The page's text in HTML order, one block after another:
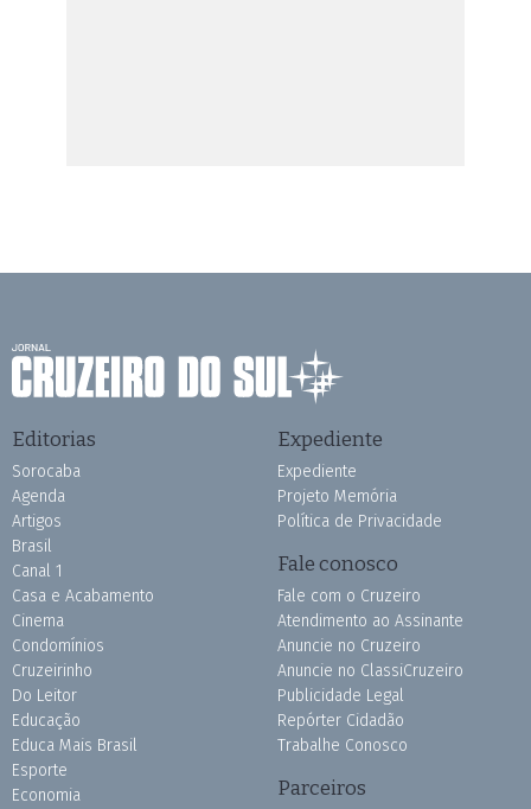
Editorias
Sorocaba
Agenda
Artigos
Brasil
Canal 1
Casa e Acabamento
Cinema
Condomínios
Cruzeirinho
Do Leitor
Educação
Educa Mais Brasil
Esporte
Economia
Expediente
Expediente
Projeto Memória
Política de Privacidade
Fale conosco
Fale com o Cruzeiro
Atendimento ao Assinante
Anuncie no Cruzeiro
Anuncie no ClassiCruzeiro
Publicidade Legal
Repórter Cidadão
Trabalhe Conosco
Parceiros